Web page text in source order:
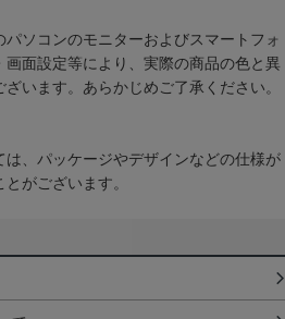
ソコンのモニターおよびスマートフォ
画面設定等により、実際の商品の色と異
います。あらかじめご了承ください。
は、パッケージやデザインなどの仕様が
がございます。